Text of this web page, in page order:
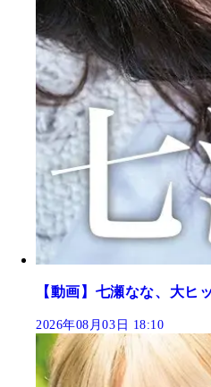
【動画】七瀬なな、大
2026年08月03日 18:10